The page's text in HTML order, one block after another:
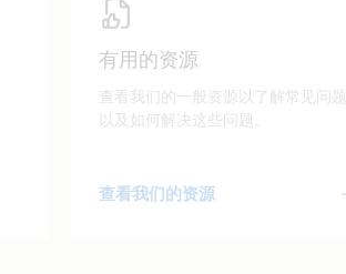
有用的资源
查看我们的一般资源以了解常见问题
以及如何解决这些问题。
查看我们的资源